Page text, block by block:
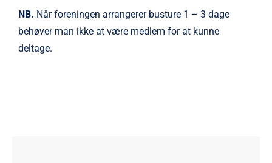
NB. Når foreningen arrangerer busture 1 – 3 dage
behøver man ikke at være medlem for at kunne
deltage.